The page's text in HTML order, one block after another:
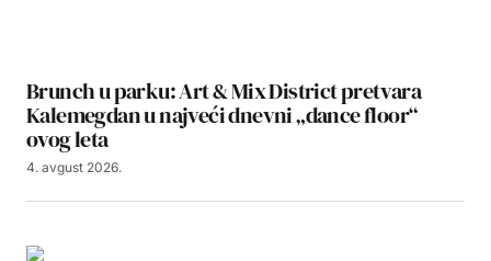
Brunch u parku: Art & Mix District pretvara
Kalemegdan u najveći dnevni „dance floor“
ovog leta
4. avgust 2026.